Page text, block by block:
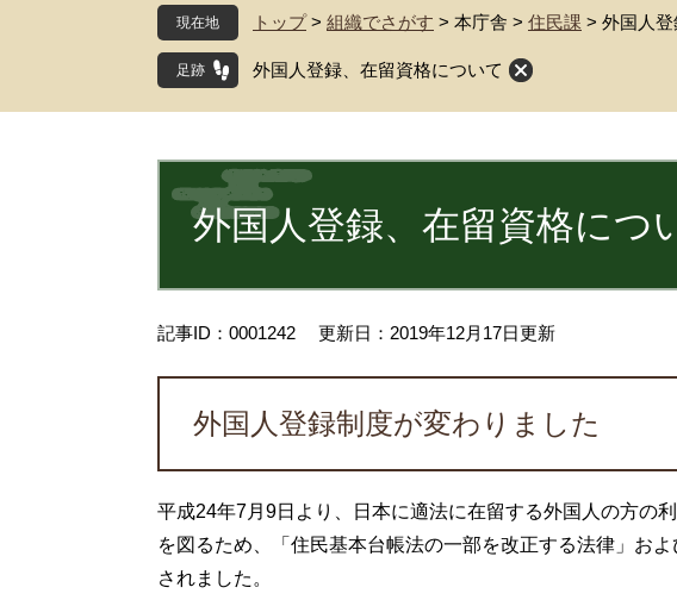
現在地 トップ > 組織でさがす > 本庁舎 > 住民課 > 外国人
外国人登録、在留資格について
文
外国人登録、在留資格につ
記事ID：0001242 更新日：2019年12月17日更新
外国人登録制度が変わりました
平成24年7月9日より、日本に適法に在留する外国人の方の
を図るため、「住民基本台帳法の一部を改正する法律」お
されました。